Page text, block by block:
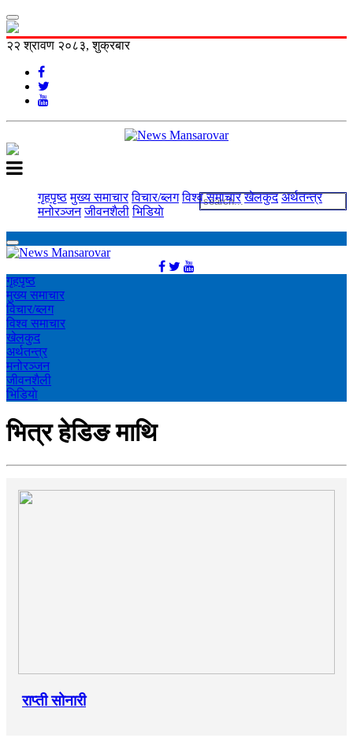
२२ श्रावण २०८३, शुक्रबार
गृहपृष्ठ मुख्य समाचार विचार/ब्लग विश्व समाचार खेलकुद अर्थतन्त्र
मनोरञ्‍जन जीवनशैली भिडियाे
गृहपृष्ठ
मुख्य समाचार
विचार/ब्लग
विश्व समाचार
खेलकुद
अर्थतन्त्र
मनोरञ्‍जन
जीवनशैली
भिडियाे
भित्र हेडिङ माथि
राप्ती सोनारी